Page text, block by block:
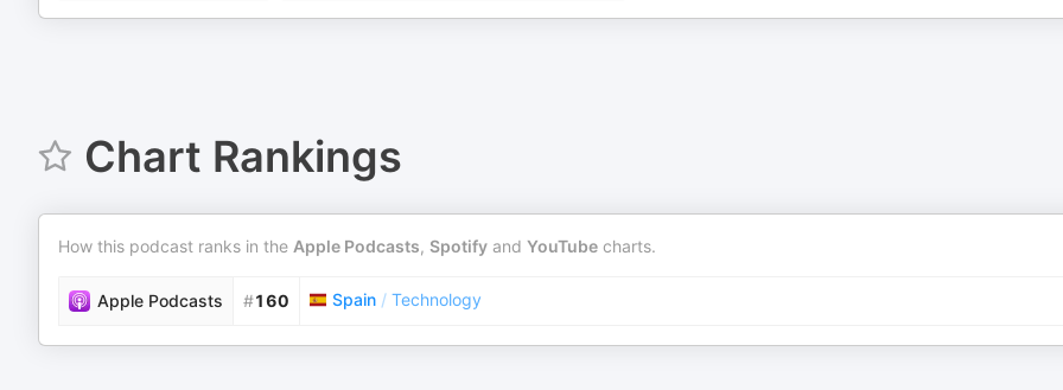
Chart Rankings
How this podcast ranks in the Apple Podcasts, Spotify and YouTube charts.
Apple Podcasts #160 Spain / Technology